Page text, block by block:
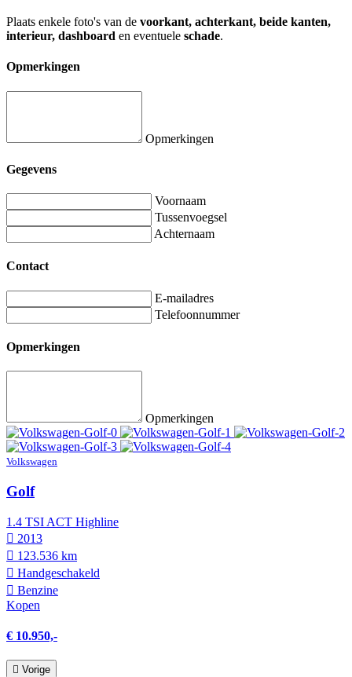
Plaats enkele foto's van de voorkant, achterkant, beide kanten,
interieur, dashboard en eventuele schade.
Opmerkingen
Opmerkingen
Gegevens
Voornaam
Tussenvoegsel
Achternaam
Contact
E-mailadres
Telefoonnummer
Opmerkingen
Opmerkingen
Volkswagen
Golf
1.4 TSI ACT Highline
2013
123.536 km
Hand­geschakeld
Benzine
Kopen
€ 10.950,-
Vorige